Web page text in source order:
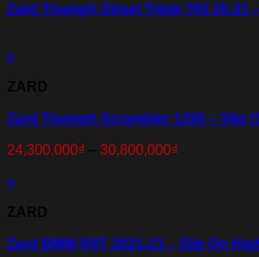
Zard Triumph Street Triple 765 20-21
+
ZARD
Zard Triumph Scrambler 1200 – Slip
24,300,000₫ – 30,800,000₫
+
ZARD
Zard BMW R9T 2021-23 – Slip On